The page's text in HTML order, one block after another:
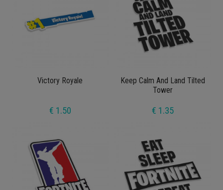
Victory Royale
€ 1.50
Keep Calm And Land Tilted
Tower
€ 1.35